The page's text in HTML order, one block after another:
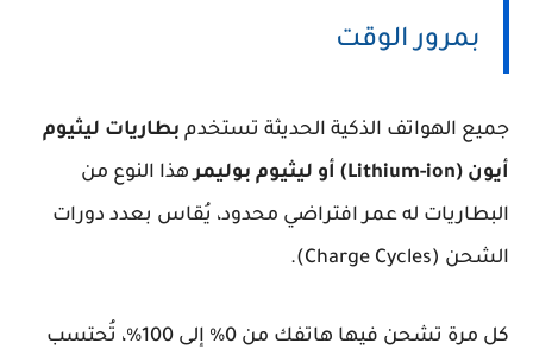
بمرور الوقت
جميع الهواتف الذكية الحديثة تستخدم بطاريات ليثيوم
أيون (Lithium-ion) أو ليثيوم بوليمر
هذا النوع من
البطاريات له عمر افتراضي محدود، يُقاس بعدد دورات
الشحن (Charge Cycles).
كل مرة تشحن فيها هاتفك من 0% إلى 100%، تُحتسب